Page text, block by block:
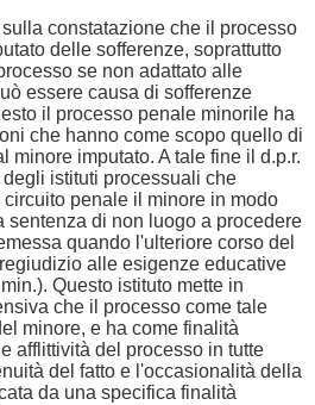
constatazione che il processo
delle sofferenze, soprattutto
se non adattato alle
essere causa di sofferenze
il processo penale minorile ha
che hanno come scopo quello di
minore imputato. A tale fine il d.p.r.
istituti processuali che
penale il minore in modo
sentenza di non luogo a procedere
quando l'ulteriore corso del
alle esigenze educative
Questo istituto mette in
che il processo come tale
minore, e ha come finalità
afflittività del processo in tutte
del fatto e l'occasionalità della
da una specifica finalità